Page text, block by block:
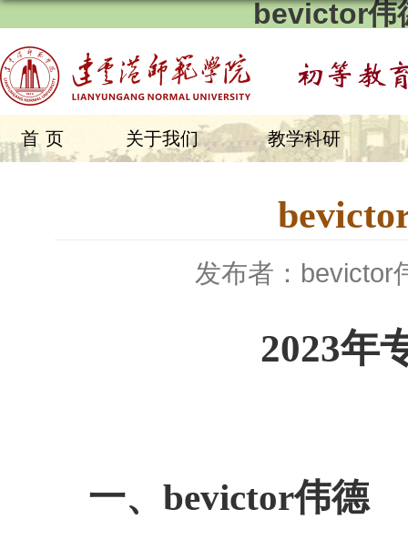
bevictor伟
首页 关于我们 教学科研
发布者：bevictor
2023年
一、bevictor伟德